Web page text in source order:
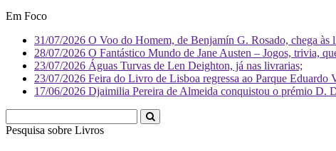
Em Foco
31/07/2026 O Voo do Homem, de Benjamín G. Rosado, chega às
28/07/2026 O Fantástico Mundo de Jane Austen – Jogos, trivia,
23/07/2026 Águas Turvas de Len Deighton, já nas livrarias;
23/07/2026 Feira do Livro de Lisboa regressa ao Parque
17/06/2026 Djaimilia Pereira de Almeida conquistou o prémio D.
Pesquisa sobre